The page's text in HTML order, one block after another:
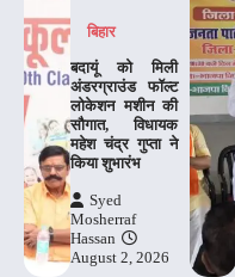
बिहार
बदायूं को मिली
अंडरग्राउंड फॉल्ट
लोकेशन मशीन की
सौगात, विधायक
महेश चंद्र गुप्ता ने
किया शुभारंभ
Syed
Mosherraf
Hassan
August 2, 2026